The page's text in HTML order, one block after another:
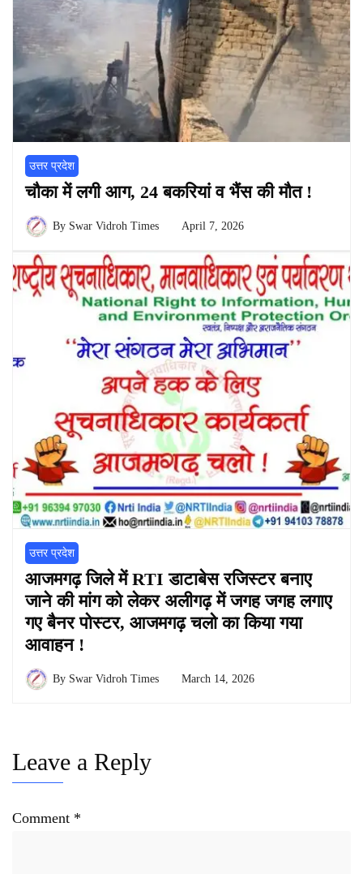
उत्तर प्रदेश
चौका में लगी आग, 24 बकरियां व भैंस की मौत !
By Swar Vidroh Times April 7, 2026
उत्तर प्रदेश
आजमगढ़ जिले में RTI डाटाबेस रजिस्टर बनाए
जाने की मांग को लेकर अलीगढ़ में जगह जगह लगाए
गए बैनर पोस्टर, आजमगढ़ चलो का किया गया
आवाहन !
By Swar Vidroh Times March 14, 2026
Leave a Reply
Comment *